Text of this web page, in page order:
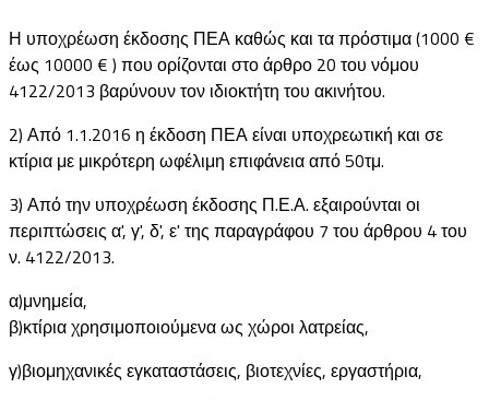
Η υποχρέωση έκδοσης ΠΕΑ καθώς και τα πρόστιμα (1000 €
έως 10000 € ) που ορίζονται στο άρθρο 20 του νόμου
4122/2013 βαρύνουν τον ιδιοκτήτη του ακινήτου.
2) Από 1.1.2016 η έκδοση ΠΕΑ είναι υποχρεωτική και σε
κτίρια με μικρότερη ωφέλιμη επιφάνεια από 50τμ.
3) Από την υποχρέωση έκδοσης Π.Ε.Α. εξαιρούνται οι
περιπτώσεις α', γ', δ', ε' της παραγράφου 7 του άρθρου 4 του
ν. 4122/2013.
α)μνημεία,
β)κτίρια χρησιμοποιούμενα ως χώροι λατρείας,
γ)βιομηχανικές εγκαταστάσεις, βιοτεχνίες, εργαστήρια,